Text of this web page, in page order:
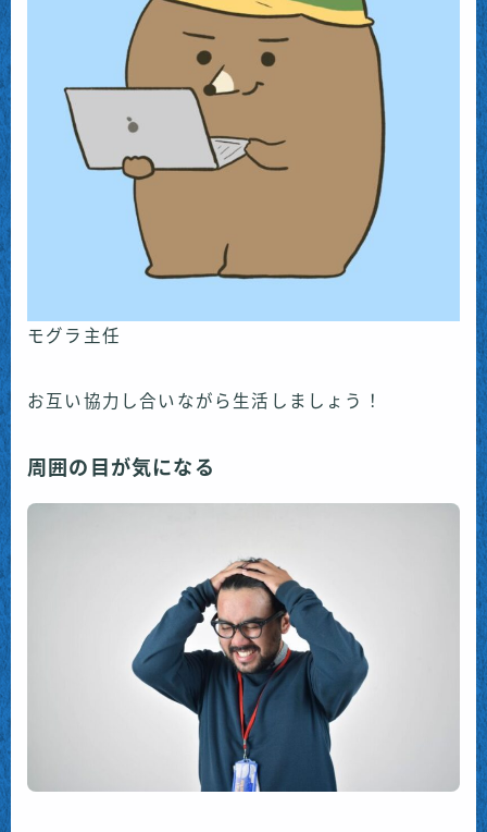
モグラ主任
お互い協力し合いながら生活しましょう！
周囲の目が気になる